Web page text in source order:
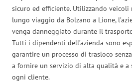
sicuro ed efficiente. Utilizzando
lungo viaggio da Bolzano a Lione,
venga danneggiato durante il
Tutti i dipendenti dell’azienda sono
garantire un processo di trasloco
a fornire un servizio di alta qualità e a
ogni cliente.